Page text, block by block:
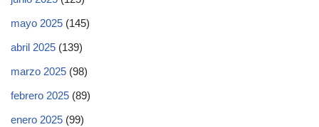
mayo 2025 (145)
abril 2025 (139)
marzo 2025 (98)
febrero 2025 (89)
enero 2025 (99)